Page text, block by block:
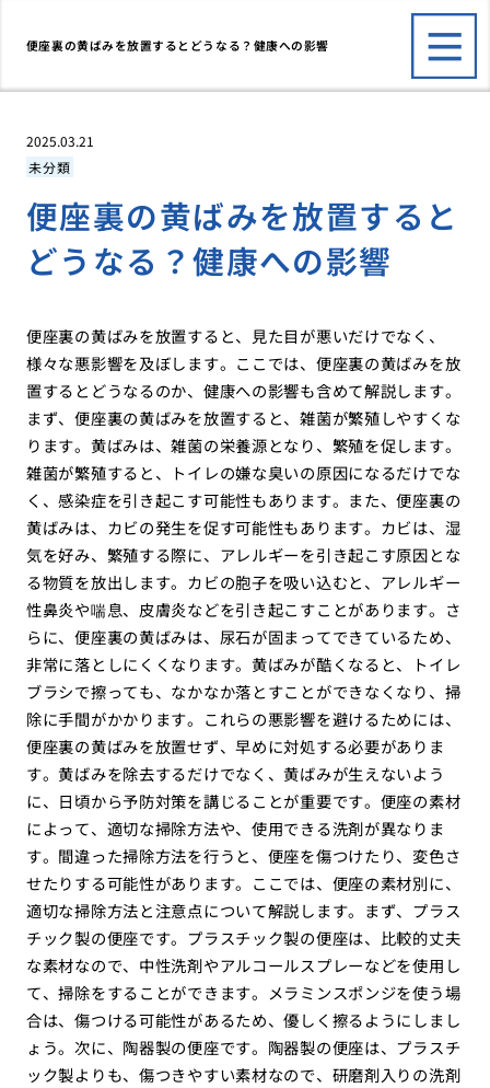
便座裏の黄ばみを放置するとどうなる？健康への影響
2025.03.21
未分類
便座裏の黄ばみを放置すると
どうなる？健康への影響
便座裏の黄ばみを放置すると、見た目が悪いだけでなく、
様々な悪影響を及ぼします。ここでは、便座裏の黄ばみを放
置するとどうなるのか、健康への影響も含めて解説します。
まず、便座裏の黄ばみを放置すると、雑菌が繁殖しやすくな
ります。黄ばみは、雑菌の栄養源となり、繁殖を促します。
雑菌が繁殖すると、トイレの嫌な臭いの原因になるだけでな
く、感染症を引き起こす可能性もあります。また、便座裏の
黄ばみは、カビの発生を促す可能性もあります。カビは、湿
気を好み、繁殖する際に、アレルギーを引き起こす原因とな
る物質を放出します。カビの胞子を吸い込むと、アレルギー
性鼻炎や喘息、皮膚炎などを引き起こすことがあります。さ
らに、便座裏の黄ばみは、尿石が固まってできているため、
非常に落としにくくなります。黄ばみが酷くなると、トイレ
ブラシで擦っても、なかなか落とすことができなくなり、掃
除に手間がかかります。これらの悪影響を避けるためには、
便座裏の黄ばみを放置せず、早めに対処する必要がありま
す。黄ばみを除去するだけでなく、黄ばみが生えないよう
に、日頃から予防対策を講じることが重要です。便座の素材
によって、適切な掃除方法や、使用できる洗剤が異なりま
す。間違った掃除方法を行うと、便座を傷つけたり、変色さ
せたりする可能性があります。ここでは、便座の素材別に、
適切な掃除方法と注意点について解説します。まず、プラス
チック製の便座です。プラスチック製の便座は、比較的丈夫
な素材なので、中性洗剤やアルコールスプレーなどを使用し
て、掃除をすることができます。メラミンスポンジを使う場
合は、傷つける可能性があるため、優しく擦るようにしまし
ょう。次に、陶器製の便座です。陶器製の便座は、プラスチ
ック製よりも、傷つきやすい素材なので、研磨剤入りの洗剤